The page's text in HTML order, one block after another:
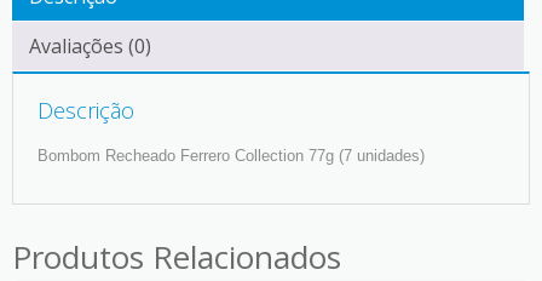
Avaliações (0)
Descrição
Bombom Recheado Ferrero Collection 77g (7 unidades)
Produtos Relacionados